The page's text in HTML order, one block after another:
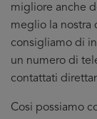
migliore anche
meglio la nostra
consigliamo di
un numero di
contattati
Cosi possiamo